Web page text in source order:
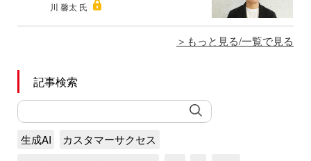
川 馨太 氏
もっと見る/一覧で見る
記事検索
生成AI
カスタマーサクセス